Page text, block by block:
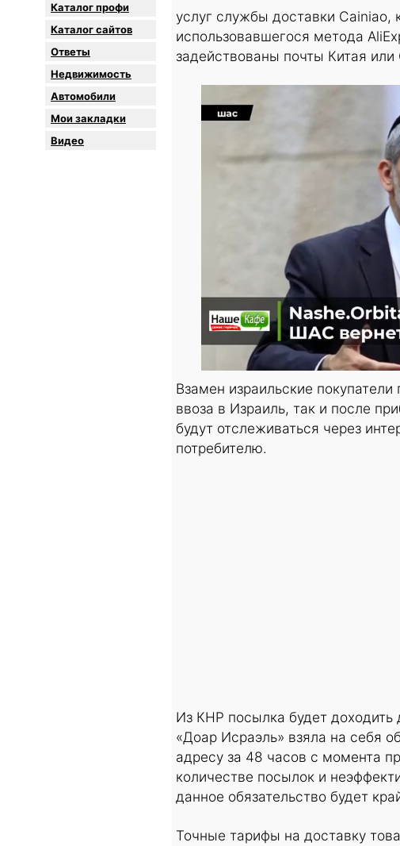
Каталог профи
Каталог сайтов
Oтветы
Недвижимость
Автомобили
Мои закладки
Видео
услуг службы доставки Cainiao,
использовавшегося метода
задействованы почты Китая или
Взамен израильские
ввоза в Израиль, так и после
будут отслеживаться через
потребителю.
Из КНР посылка будет
«Доар Исраэль» взяла на себя
адресу за 48 часов с момента
количестве посылок и
данное обязательство будет
Точные тарифы на доставку